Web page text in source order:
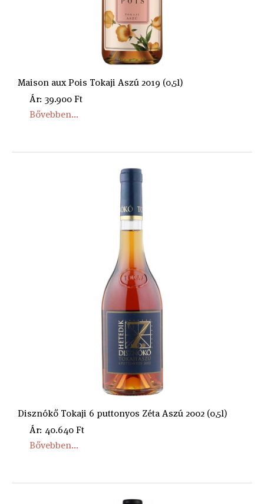
Maison aux Pois Tokaji Aszú 2019 (0,5l)
Ár: 39.900 Ft
Bővebben...
Disznókő Tokaji 6 puttonyos Zéta Aszú 2002 (0,5l)
Ár: 40.640 Ft
Bővebben...